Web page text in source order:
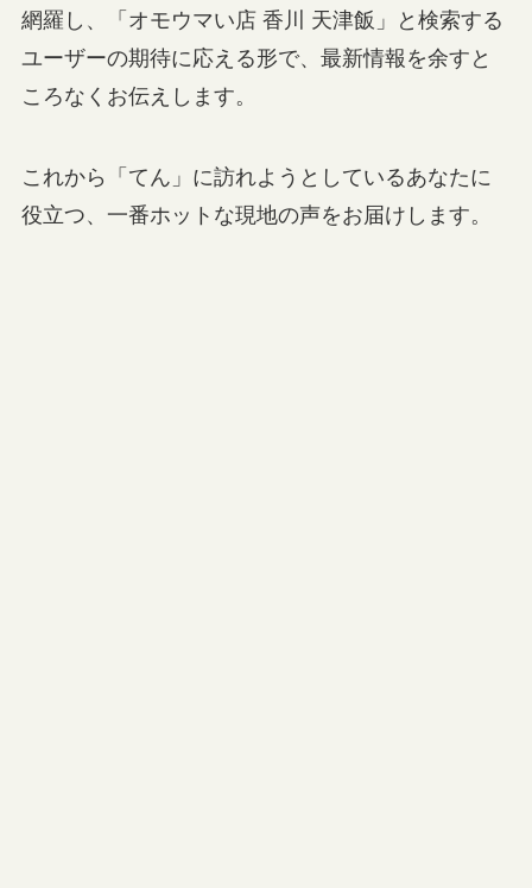
網羅し、「オモウマい店 香川 天津飯」と検索する
ユーザーの期待に応える形で、最新情報を余すと
ころなくお伝えします。
これから「てん」に訪れようとしているあなたに
役立つ、一番ホットな現地の声をお届けします。